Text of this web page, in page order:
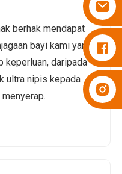
Besuper
Besuper
berhak mendapat
bayi kami yang
keperluan, daripada
ultra nipis kepada